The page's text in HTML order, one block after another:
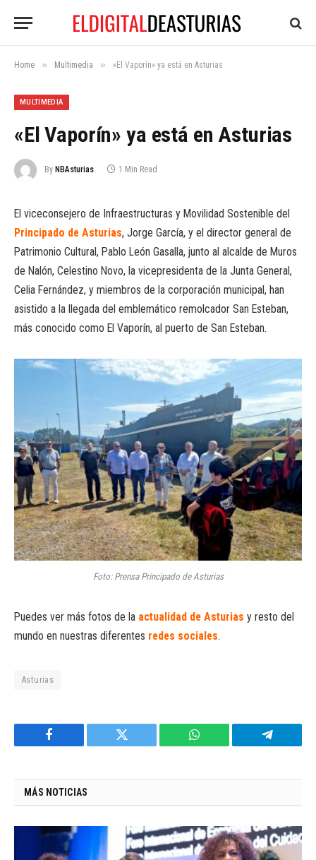
Home » Multimedia » «El Vaporín» ya está en Asturias
MULTIMEDIA
«El Vaporín» ya está en Asturias
By NBAsturias 1 Min Read
El viceconsejero de Infraestructuras y Movilidad Sostenible del
Principado de Asturias, Jorge García, y el director general de
Patrimonio Cultural, Pablo León Gasalla, junto al alcalde de Muros
de Nalón, Celestino Novo, la vicepresidenta de la Junta General,
Celia Fernández, y miembros de la corporación municipal, han
asistido a la llegada del emblemático remolcador San Esteban,
más conocido como El Vaporín, al puerto de San Esteban.
Foto: Prensa Principado de Asturias
Puedes ver más fotos de la actualidad de Asturias y resto del
mundo en nuestras diferentes redes sociales.
Asturias
Facebook Twitter WhatsApp Telegram
MÁS NOTICIAS